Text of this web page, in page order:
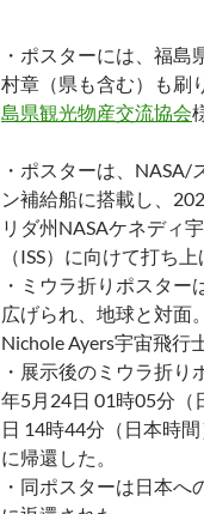
・ポスターには、福
村章（県も含む）も刷
島県観光物産交流協会
・ポスターは、
ン補給船に搭載し、
リダ州NASAケネディ
（ISS）に向けて打ち上
・ミウラ折りポスター
広げられ、地球と対面
Nichole Ayers宇宙飛行
・展示後のミウラ折
年5月24日 01時05分（
日 14時44分（日本時
に帰還した。
・同ポスターは日本